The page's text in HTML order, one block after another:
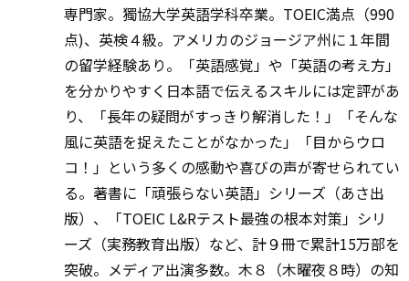
専門家。獨協大学英語学科卒業。TOEIC満点（990
点)、英検４級。アメリカのジョージア州に１年間
の留学経験あり。「英語感覚」や「英語の考え方」
を分かりやすく日本語で伝えるスキルには定評があ
り、「長年の疑問がすっきり解消した！」「そんな
風に英語を捉えたことがなかった」「目からウロ
コ！」という多くの感動や喜びの声が寄せられてい
る。著書に「頑張らない英語」シリーズ（あさ出
版）、「TOEIC L&Rテスト最強の根本対策」シリ
ーズ（実務教育出版）など、計９冊で累計15万部を
突破。メディア出演多数。木８（木曜夜８時）の知